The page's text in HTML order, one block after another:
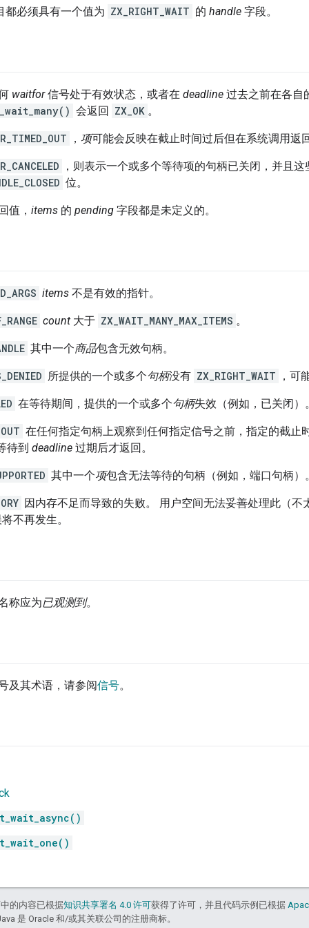
都必须具有一个值为 ZX_RIGHT_WAIT 的 handle 字段。
waitfor信号处于有效状态，或者在 deadline 过去之前在各自
会返回 ZX_OK 。
， 项可能会反映在截止时间过后但在系统调用返
，则表示一个或多个等待项的句柄已关闭，并且
位。
值， items 的 pending 字段都是未定义的。
items 不是有效的指针。
count 大于 ZX_WAIT_MANY_MAX_ITEMS 。
其中一个商品包含无效句柄。
所提供的一个或多个句柄没有 ZX_RIGHT_WAIT ，可
在等待期间，提供的一个或多个句柄失效（例如，已关闭）
在任何指定句柄上观察到任何指定信号之前，指定的截止
待到 deadline 过期后才返回。
其中一个项包含无法等待的句柄（例如，端口句柄）
因内存不足而导致的失败。 用户空间无法妥善处理此（不
不再发生。
称应为已观测到。
及其术语，请参阅信号。
的内容已根据知识共享署名 4.0 许可获得了许可，并且代码示例已根据
是 Oracle 和/或其关联公司的注册商标。